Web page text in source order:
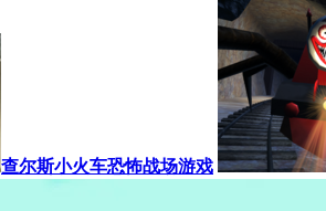
查尔斯小火车恐怖战场游戏